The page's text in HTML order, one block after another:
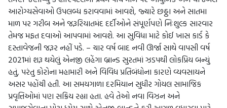
આરોગ્યસેવાઓ ઉપલબ્ધ કરાવવામાં આવશે, જ્યારે છઠ્ઠા અને સાતમા
માળ પર ગરીબ અને જરૂરિયાતમંદ દર્દીઓને સંપૂર્ણપણે નિઃશુલ્ક સારવાર
તેમજ મફત દવાઓ આપવામાં આવશે. આ સુવિધા માટે કોઈ ખાસ કાર્ડ કે
દસ્તાવેજની જરૂર નહીં પડે. – ચાર વર્ષ બાદ નવી ઊર્જા સાથે વાપસી વર્ષ
2021માં શરૂ થયેલું એનજી લહેંગા બ્રાન્ડ સુરતમાં ઝડપથી લોકપ્રિય બન્યું
હતું, પરંતુ કોરોના મહામારી અને વિવિધ પ્રતિબંધોના કારણે વ્યવસાયને
અસર પહોંચી હતી. આ સમયગાળા દરમિયાન સુધીર ગોયલ સામાજિક
પ્રવૃત્તિઓમાં પણ સક્રિય રહ્યા હતા. હવે તેઓ નવા વિઝન અને